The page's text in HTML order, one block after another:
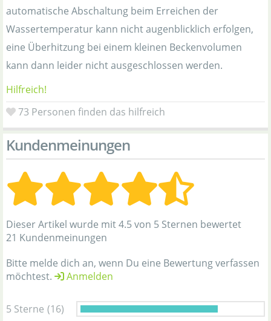
automatische Abschaltung beim Erreichen der
Wassertemperatur kann nicht augenblicklich erfolgen,
eine Überhitzung bei einem kleinen Beckenvolumen
kann dann leider nicht ausgeschlossen werden.
Hilfreich!
73 Personen finden das hilfreich
Kundenmeinungen
Dieser Artikel wurde mit 4.5 von 5 Sternen bewertet
21 Kundenmeinungen
Bitte melde dich an, wenn Du eine Bewertung verfassen
möchtest.
Anmelden
5 Sterne (16)